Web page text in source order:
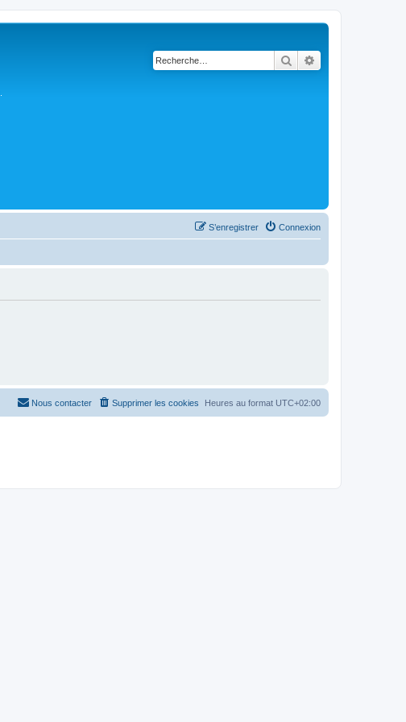
Rechercher
Connexion
S’enregistrer
Heures au format UTC+02:00
Supprimer les cookies
Nous contacter